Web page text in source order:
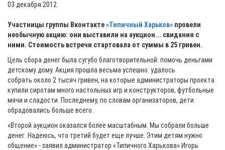
03 декабря 2012
Участницы группы Вконтакте«Типичный Харьков» провели
необычную акцию: они выставили на аукцион... свидания с
ними. Стоимость встречи стартовала от суммы в 25 гривен.
Цель сбора денег была сугубо благотворительной: помочь деньгами
детскому дому. Акция прошла весьма успешно: удалось
собрать около 2 тысяч гривен, на которые администраторы проекта
купили сиротам много настольных игр и конструкторов, футбольные
мячи и сладости. Последнему, по словам организаторов, дети
обрадовались больше всего.
«Второй аукцион оказался более масштабным. Мы собрали больше
денег. Надеюсь, что третий будет еще лучше. Этим детям нужно
общение» - заявил администратор «Типичного Харькова» Игорь